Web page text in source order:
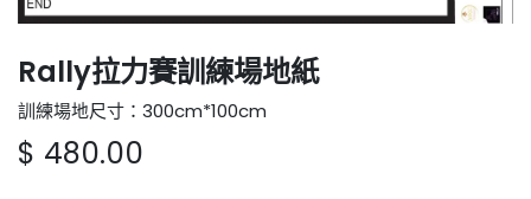
Rally拉力賽訓練場地紙
訓練場地尺寸：300cm*100cm
$ 480.00